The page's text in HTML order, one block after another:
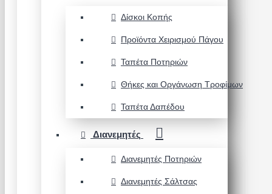
Δίσκοι Κοπής
Προϊόντα Χειρισμού Πάγου
Ταπέτα Ποτηριών
Θήκες και Οργάνωση Τροφίμων
Ταπέτα Δαπέδου
Διανεμητές
Διανεμητές Ποτηριών
Διανεμητές Σάλτσας